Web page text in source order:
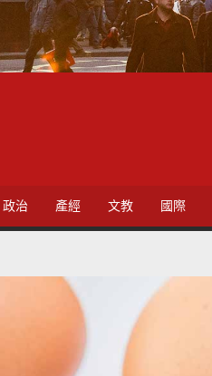
政治 產經 文教 國際